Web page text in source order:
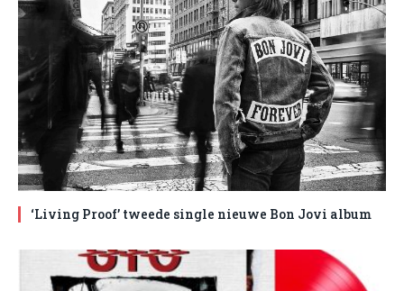
‘Living Proof’ tweede single nieuwe Bon Jovi album